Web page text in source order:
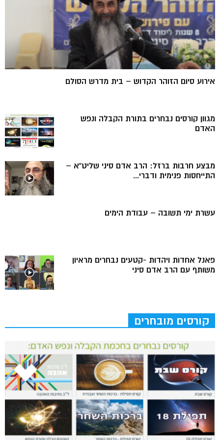
אירוע סיום הזוהר הקדוש – בית מדרש הסולם
מגוון קורסים נבחרים בתורת הקבלה ונפש
האדם
מבצע חרבות ברזל: הרב אדם סיני שליט”א –
התייחסות פנימית ודברי...
עשרת ימי תשובה – עבודת הימים
פאנל אחדות ויהדות -קטעים נבחרים מראיון
משותף עם הרב אדם סיני
קורסים מובחרים